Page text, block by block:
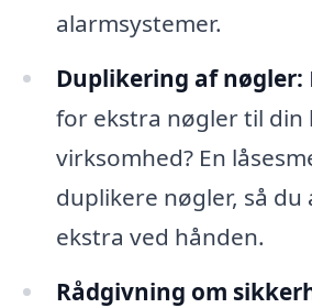
alarmsystemer.
Duplikering af nøgler:
for ekstra nøgler til din
virksomhed? En
duplikere nøgler, så du
ekstra ved hånden.
Rådgivning om